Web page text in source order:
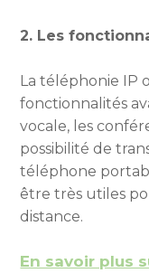
2. Les
La téléphonie IP
fonctionnalités
vocale, les
possibilité de
téléphone
être très utiles
distance.
En savoir plus